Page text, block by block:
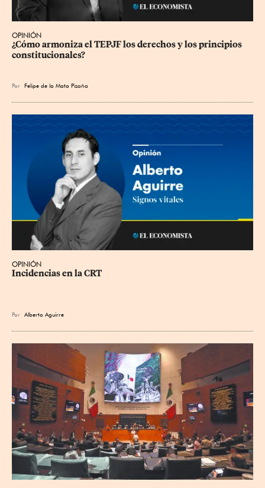
OPINIÓN
¿Cómo armoniza el TEPJF los derechos y los principios
constitucionales?
Por Felipe de la Mata Pizaña
OPINIÓN
Incidencias en la CRT
Por Alberto Aguirre